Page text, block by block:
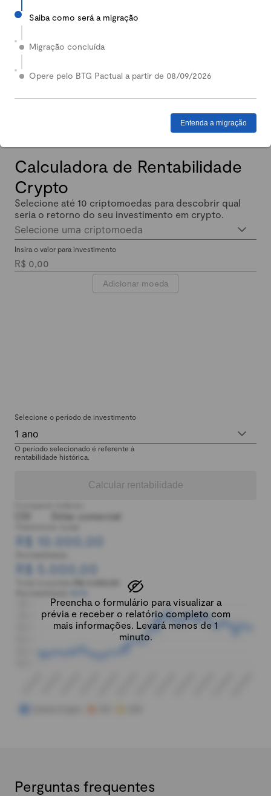
2024
Em 2024, nossa Carteira Conservadora mais que
Enquanto isso, quem investiu em Renda Fixa lucrou
Calculadora de Rentabilidade
Crypto
Selecione até 10 criptomoedas para descobrir qual
seria o retorno do seu investimento em crypto.
Selecione uma criptomoeda
Insira o valor para investimento
Adicionar moeda
Selecione o período de investimento
1 ano
O período selecionado é referente à
rentabilidade histórica.
Calcular rentabilidade
Preencha o formulário para visualizar a
prévia e receber o relatório completo com
mais informações. Levará menos de 1
minuto.
Dólar comercial
R$ 10.000,00
R$ 5.000,00
Perguntas frequentes
Saiba como será a migração
Migração concluída
Opere pelo BTG Pactual a partir de 08/09/2026
Entenda a migração